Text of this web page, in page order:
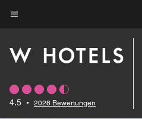
Skip
content
4.5 • 2028 Bewertungen